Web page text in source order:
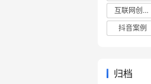
互联网创业项目
抖音案例
归档